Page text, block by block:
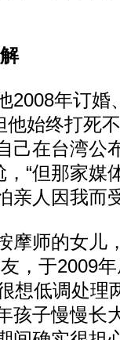
年订婚
始终打死
己在台湾公
，“但那家媒
亲人因我而
师的女儿
，于2009
想低调处理
孩子慢慢长